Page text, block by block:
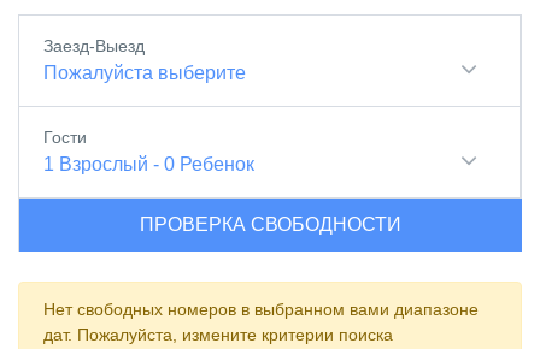
Заезд-Выезд
Пожалуйста выберите
Гости
1 Взрослый - 0 Ребенок
ПРОВЕРКА СВОБОДНОСТИ
Нет свободных номеров в выбранном вами диапазоне
дат. Пожалуйста, измените критерии поиска